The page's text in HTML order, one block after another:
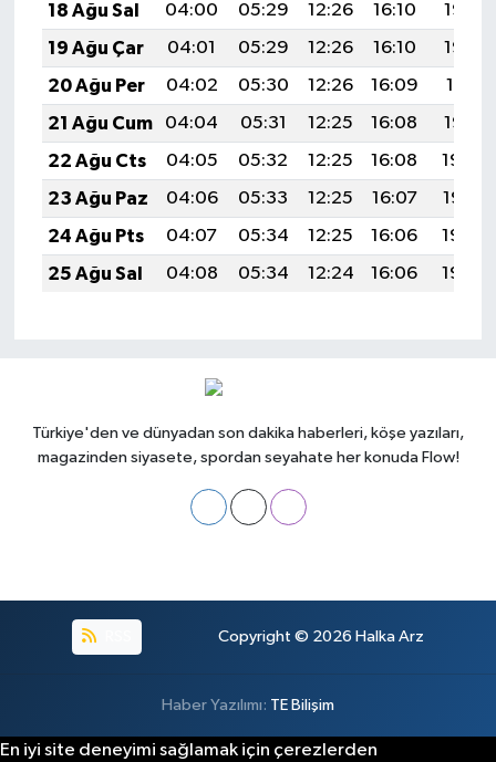
18 Ağu Sal
04:00 05:29 12:26 16:10
19:13
19 Ağu Çar
04:01 05:29 12:26 16:10
19:12
20 Ağu Per
04:02 05:30 12:26 16:09
19:11
21 Ağu Cum
04:04 05:31 12:25 16:08
19:10
22 Ağu Cts
04:05 05:32 12:25 16:08
19:08
23 Ağu Paz
04:06 05:33 12:25 16:07
19:07
24 Ağu Pts
04:07 05:34 12:25 16:06
19:06
25 Ağu Sal
04:08 05:34 12:24 16:06 19:04
Türkiye'den ve dünyadan son dakika haberleri, köşe yazıları,
magazinden siyasete, spordan seyahate her konuda Flow!
Copyright © 2026 Halka Arz
Haber Yazılımı: TE Bilişim
En iyi site deneyimi sağlamak için çerezlerden